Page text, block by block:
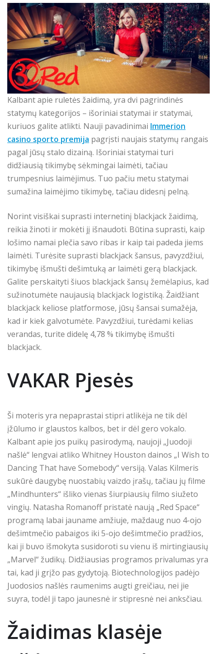
Kalbant apie ruletės žaidimą, yra dvi pagrindinės
statymų kategorijos – išoriniai statymai ir statymai,
kuriuos galite atlikti. Nauji pavadinimai Immerion
casino sporto premija pagrįsti naujais statymų rangais
pagal jūsų stalo dizainą. Išoriniai statymai turi
didžiausią tikimybę sėkmingai laimėti, tačiau
trumpesnius laimėjimus. Tuo pačiu metu statymai
sumažina laimėjimo tikimybę, tačiau didesnį pelną.
Norint visiškai suprasti internetinį blackjack žaidimą,
reikia žinoti ir mokėti jį išnaudoti. Būtina suprasti, kaip
lošimo namai plečia savo ribas ir kaip tai padeda jiems
laimėti. Turėsite suprasti blackjack šansus, pavyzdžiui,
tikimybę išmušti dešimtuką ar laimėti gerą blackjack.
Galite perskaityti šiuos blackjack šansų žemėlapius, kad
sužinotumėte naujausią blackjack logistiką. Žaidžiant
blackjack keliose platformose, jūsų šansai sumažėja,
kad ir kiek galvotumėte. Pavyzdžiui, turėdami kelias
verandas, turite didelę 4,78 % tikimybę išmušti
blackjack.
VAKAR Pjesės
Ši moteris yra nepaprastai stipri atlikėja ne tik dėl
įžūlumo ir glaustos kalbos, bet ir dėl gero vokalo.
Kalbant apie jos puikų pasirodymą, naujoji „Juodoji
našlė“ lengvai atliko Whitney Houston dainos „I Wish to
Dancing That have Somebody“ versiją. Valas Kilmeris
sukūrė daugybę nuostabių vaizdo įrašų, tačiau jų filme
„Mindhunters“ išliko vienas šiurpiausių filmo siužeto
vingių. Natasha Romanoff pristatė naują „Red Space“
programą labai jauname amžiuje, maždaug nuo 4-ojo
dešimtmečio pabaigos iki 5-ojo dešimtmečio pradžios,
kai ji buvo išmokyta susidoroti su vienu iš mirtingiausių
„Marvel“ žudikų. Didžiausias programos privalumas yra
tai, kad ji grįžo pas gydytoją. Biotechnologijos padėjo
Juodosios našlės raumenims augti greičiau, nei jie
suyra, todėl ji tapo jaunesnė ir stipresnė nei anksčiau.
Žaidimas klasėje